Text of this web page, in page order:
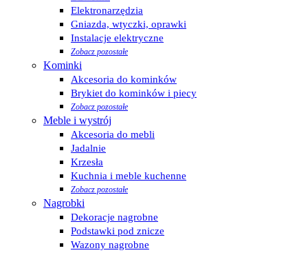
Elektronarzędzia
Gniazda, wtyczki, oprawki
Instalacje elektryczne
Zobacz pozostałe
Kominki
Akcesoria do kominków
Brykiet do kominków i piecy
Zobacz pozostałe
Meble i wystrój
Akcesoria do mebli
Jadalnie
Krzesła
Kuchnia i meble kuchenne
Zobacz pozostałe
Nagrobki
Dekoracje nagrobne
Podstawki pod znicze
Wazony nagrobne